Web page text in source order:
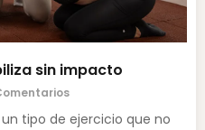
sin impacto
tipo de ejercicio que no